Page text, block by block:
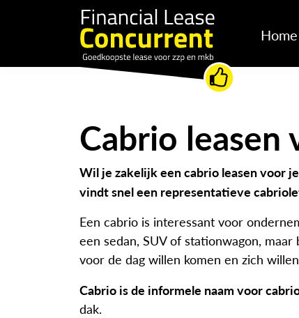
Home
Cabrio leasen
Wil je zakelijk een cabrio leasen voor
vindt snel een representatieve
Een cabrio is interessant voor
een sedan, SUV of stationwagon,
voor de dag willen komen en zich
Cabrio is de informele naam voor
dak.